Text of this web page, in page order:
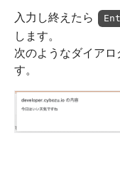
入力し終えたら
します。
次のようなダイア
す。